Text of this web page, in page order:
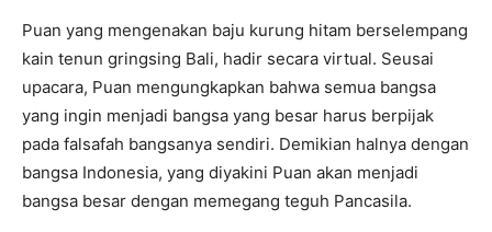
Puan yang mengenakan baju kurung hitam berselempang
kain tenun gringsing Bali, hadir secara virtual. Seusai
upacara, Puan mengungkapkan bahwa semua bangsa
yang ingin menjadi bangsa yang besar harus berpijak
pada falsafah bangsanya sendiri. Demikian halnya dengan
bangsa Indonesia, yang diyakini Puan akan menjadi
bangsa besar dengan memegang teguh Pancasila.